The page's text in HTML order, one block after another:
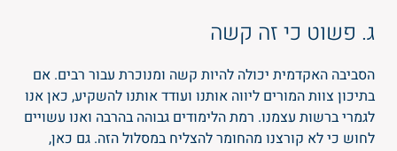
ג. פשוט כי זה קשה
הסביבה האקדמית יכולה להיות קשה ומנוכרת עבור רבים. אם
בתיכון צוות המורים ליווה אותנו ועודד אותנו להשקיע, כאן אנו
לגמרי ברשות עצמנו. רמת הלימודים גבוהה בהרבה ואנו עשויים
לחוש כי לא קורצנו מהחומר להצליח במסלול הזה. גם כאן,